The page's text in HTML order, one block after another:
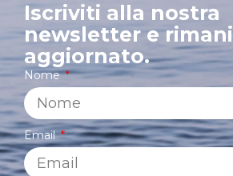
Iscriviti alla nostra
newsletter e rimani
aggiornato.
Nome
Email